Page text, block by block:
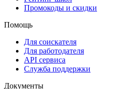
Промокоды и скидки
Помощь
Для соискателя
Для работодателя
API сервиса
Служба поддержки
Документы